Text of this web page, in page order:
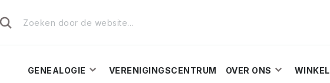
naar:
GENEALOGIE VERENIGINGSCENTRUM OVER ONS WINKEL